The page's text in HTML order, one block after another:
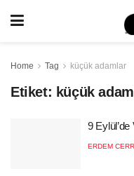
Home Tag küçük adamlar
Etiket: küçük
9
ERDEM